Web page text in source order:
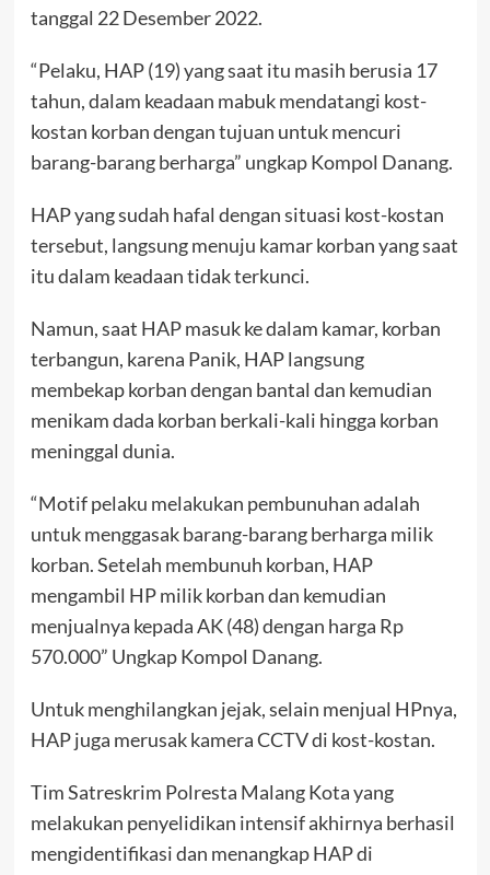
tanggal 22 Desember 2022.
“Pelaku, HAP (19) yang saat itu masih berusia 17
tahun, dalam keadaan mabuk mendatangi kost-
kostan korban dengan tujuan untuk mencuri
barang-barang berharga” ungkap Kompol Danang.
HAP yang sudah hafal dengan situasi kost-kostan
tersebut, langsung menuju kamar korban yang saat
itu dalam keadaan tidak terkunci.
Namun, saat HAP masuk ke dalam kamar, korban
terbangun, karena Panik, HAP langsung
membekap korban dengan bantal dan kemudian
menikam dada korban berkali-kali hingga korban
meninggal dunia.
“Motif pelaku melakukan pembunuhan adalah
untuk menggasak barang-barang berharga milik
korban. Setelah membunuh korban, HAP
mengambil HP milik korban dan kemudian
menjualnya kepada AK (48) dengan harga Rp
570.000” Ungkap Kompol Danang.
Untuk menghilangkan jejak, selain menjual HPnya,
HAP juga merusak kamera CCTV di kost-kostan.
Tim Satreskrim Polresta Malang Kota yang
melakukan penyelidikan intensif akhirnya berhasil
mengidentifikasi dan menangkap HAP di